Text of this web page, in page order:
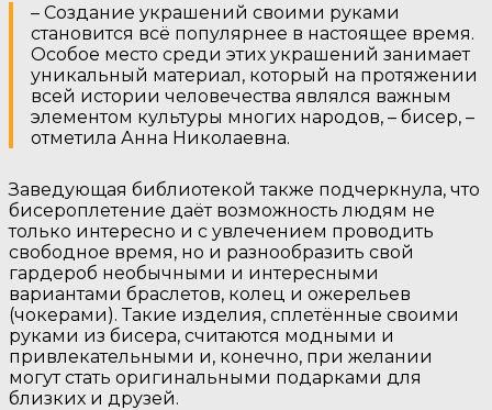
– Создание украшений своими руками
становится всё популярнее в настоящее время.
Особое место среди этих украшений занимает
уникальный материал, который на протяжении
всей истории человечества являлся важным
элементом культуры многих народов, – бисер, –
отметила Анна Николаевна.
Заведующая библиотекой также подчеркнула, что
бисероплетение даёт возможность людям не
только интересно и с увлечением проводить
свободное время, но и разнообразить свой
гардероб необычными и интересными
вариантами браслетов, колец и ожерельев
(чокерами). Такие изделия, сплетённые своими
руками из бисера, считаются модными и
привлекательными и, конечно, при желании
могут стать оригинальными подарками для
близких и друзей.